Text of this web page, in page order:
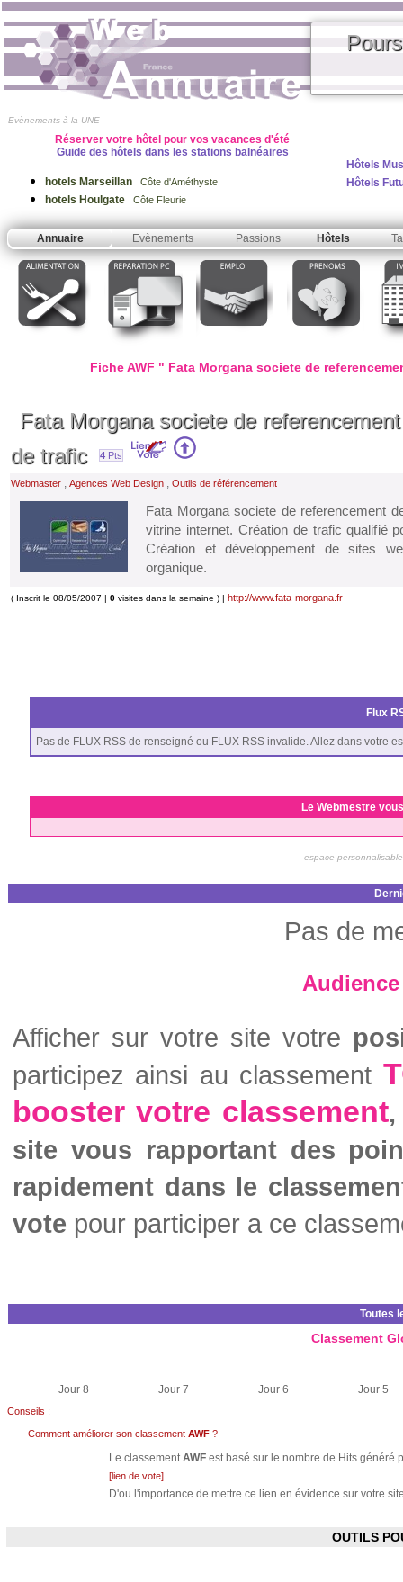
Evènements à la UNE
Réserver votre hôtel pour vos vacances d'été
Guide des hôtels dans les stations balnéaires
hotels Marseillan Côte d'Améthyste
hotels Houlgate Côte Fleurie
Hôtels
Hôtels
Annuaire Evènements Passions Hôtels
Fiche AWF " Fata Morgana societe de
Fata Morgana societe de
de trafic
4 Pts
Webmaster , Agences Web Design , Outils de référencement
Fata Morgana societe de referencement
vitrine internet. Création de trafic qualifié
Création et développement de sites
organique.
( Inscrit le 08/05/2007 | 0 visites dans la semaine ) | http://www.fata-morgana.fr
Flux
Pas de FLUX RSS de renseigné ou FLUX RSS invalide. Allez dans votre
Le Webmestre
espace
Pas de
Afficher sur votre site votre
participez ainsi au classement
booster votre classement,
site vous rapportant des
rapidement dans le
vote pour participer a ce
Toutes
Classement
Jour 8 Jour 7 Jour 6 Jour 5
Conseils :
Comment améliorer son classement AWF ?
Le classementAWF est basé sur le nombre de Hits généré
[lien de vote].
D'ou l'importance de mettre ce lien en évidence sur votre
OUTILS